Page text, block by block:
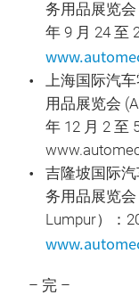
务用品展览
年 9 月 24 至
上海国际汽
用品展览会
年 12 月 2 至
吉隆坡国际
务用品展览
Lumpur）：
– 完 –